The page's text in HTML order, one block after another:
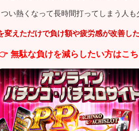
い熱くなって長時間打ってしまう人も
変えただけで負け額や疲労感が改善し
無駄な負けを減らしたい方はこ